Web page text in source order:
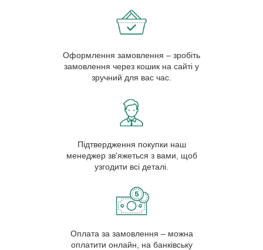
Оформлення замовлення – зробіть
замовлення через кошик на сайті у
зручний для вас час.
Підтвердження покупки наш
менеджер зв'яжеться з вами, щоб
узгодити всі деталі.
Оплата за замовлення – можна
оплатити онлайн, на банківську